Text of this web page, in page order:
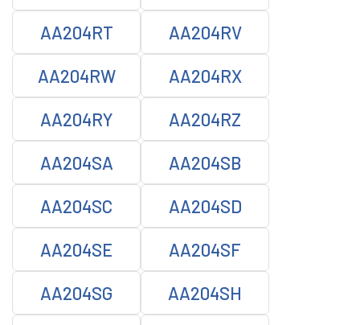
AA204RT AA204RV
AA204RW AA204RX
AA204RY AA204RZ
AA204SA AA204SB
AA204SC AA204SD
AA204SE AA204SF
AA204SG AA204SH